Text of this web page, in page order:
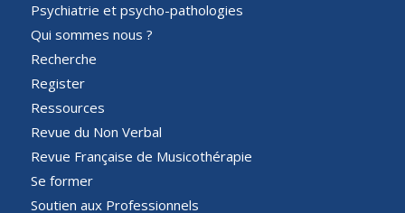
Psychiatrie et psycho-pathologies
Qui sommes nous ?
Recherche
Register
Ressources
Revue du Non Verbal
Revue Française de Musicothérapie
Se former
Soutien aux Professionnels